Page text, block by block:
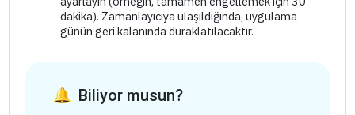
dakika). Zamanlayıcıya ulaşıldığında, uygulama
günün geri kalanında duraklatılacaktır.
Biliyor musun?